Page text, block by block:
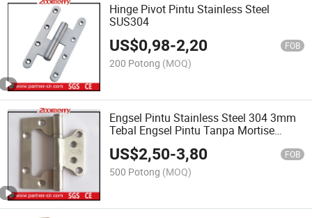
Hinge Pivot Pintu Stainless Steel
SUS304
US$0,98-2,20 FOB
200 Potong (MOQ)
Engsel Pintu Stainless Steel 304 3mm
Tebal Engsel Pintu Tanpa Mortise
Warna Kuningan
US$2,50-3,80 FOB
500 Potong (MOQ)